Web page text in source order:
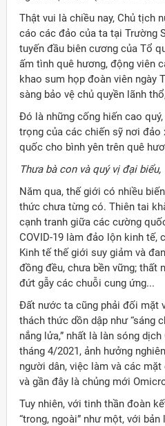
Thật vui là chiều nay, Chủ tịch
cáo các đảo của ta tại Trường
tuyến đầu biên cương của Tổ
ấm tình quê hương, động viên
khao sum họp đoàn viên ngày
sàng bảo vệ chủ quyền lãnh
Đó là những cống hiến cao
trọng của các chiến sỹ nơi đảo
quốc cho bình yên trên quê
Thưa bà con và quý vị đại biểu,
Năm qua, thế giới có nhiều
thức chưa từng có. Thiên tai
cạnh tranh giữa các cường
COVID-19 làm đảo lộn kinh tế,
Kinh tế thế giới suy giảm và
đồng đều, chưa bền vững; thất
đứt gẫy các chuỗi cung ứng...
Đất nước ta cũng phải đối mặt
thách thức dồn dập như “sáng
nắng lửa,” nhất là làn sóng
tháng 4/2021, ảnh hưởng
người dân, việc làm và các
và gần đây là chủng mới
Tuy nhiên, với tinh thần đoàn
“trong, ngoài” như một, với